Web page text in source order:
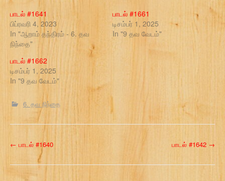
பாடல் #1641
பிப்ரவரி 4, 2023
In "ஆறாம் தந்திரம் - 6. தவ
நிந்தை"
பாடல் #1661
டிசம்பர் 1, 2025
In "9 தவ வேடம்"
பாடல் #1662
டிசம்பர் 1, 2025
In "9 தவ வேடம்"
6. தவ நிந்தை
P
o
← பாடல் #1640 பாடல் #1642 →